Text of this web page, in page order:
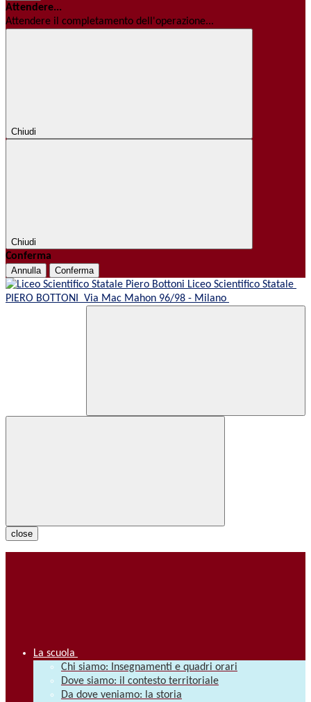
Attendere...
Attendere il completamento dell'operazione...
Chiudi
Chiudi
Conferma
Annulla Conferma
Liceo Scientifico Statale
PIERO BOTTONI Via Mac Mahon 96/98 - Milano
close
La scuola
Chi siamo: Insegnamenti e quadri orari
Dove siamo: il contesto territoriale
Da dove veniamo: la storia